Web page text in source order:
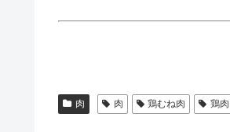
肉 肉 鶏むね肉 鶏肉